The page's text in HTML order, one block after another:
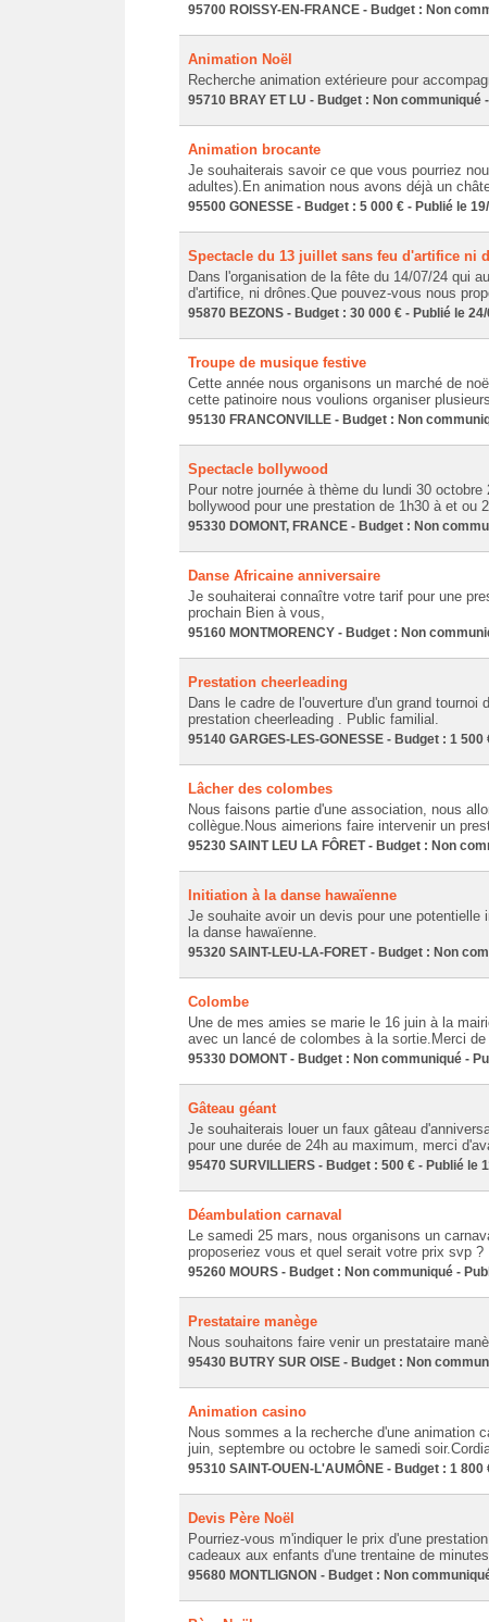
95700 ROISSY-EN-FRANCE - Budget : Non
Animation Noël
Recherche animation extérieure pour
95710 BRAY ET LU - Budget : Non communiqué
Animation brocante
Je souhaiterais savoir ce que vous pourriez
adultes).En animation nous avons déjà un
95500 GONESSE - Budget : 5 000 € - Publié le
Spectacle du 13 juillet sans feu d'artifice ni
Dans l'organisation de la fête du 14/07/24 qui
d'artifice, ni drônes.Que pouvez-vous nous
95870 BEZONS - Budget : 30 000 € - Publié le
Troupe de musique festive
Cette année nous organisons un marché de
cette patinoire nous voulions organiser
95130 FRANCONVILLE - Budget : Non
Spectacle bollywood
Pour notre journée à thème du lundi 30
bollywood pour une prestation de 1h30 à et ou
95330 DOMONT, FRANCE - Budget : Non
Danse Africaine anniversaire
Je souhaiterai connaître votre tarif pour une
prochain Bien à vous,
95160 MONTMORENCY - Budget : Non
Prestation cheerleading
Dans le cadre de l'ouverture d'un grand
prestation cheerleading . Public familial.
95140 GARGES-LES-GONESSE - Budget : 1
Lâcher des colombes
Nous faisons partie d'une association, nous
collègue.Nous aimerions faire intervenir un
95230 SAINT LEU LA FÔRET - Budget : Non
Initiation à la danse hawaïenne
Je souhaite avoir un devis pour une potentielle
la danse hawaïenne.
95320 SAINT-LEU-LA-FORET - Budget : Non
Colombe
Une de mes amies se marie le 16 juin à la
avec un lancé de colombes à la sortie.Merci
95330 DOMONT - Budget : Non communiqué -
Gâteau géant
Je souhaiterais louer un faux gâteau
pour une durée de 24h au maximum, merci
95470 SURVILLIERS - Budget : 500 € - Publié le
Déambulation carnaval
Le samedi 25 mars, nous organisons un
proposeriez vous et quel serait votre prix svp ?
95260 MOURS - Budget : Non communiqué -
Prestataire manège
Nous souhaitons faire venir un prestataire
95430 BUTRY SUR OISE - Budget : Non
Animation casino
Nous sommes a la recherche d'une animation
juin, septembre ou octobre le samedi
95310 SAINT-OUEN-L'AUMÔNE - Budget : 1 800
Devis Père Noël
Pourriez-vous m'indiquer le prix d'une
cadeaux aux enfants d'une trentaine de
95680 MONTLIGNON - Budget : Non